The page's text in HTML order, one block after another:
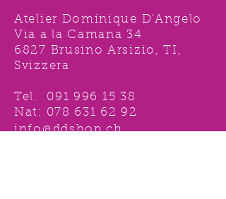
Atelier Dominique D'Angelo
Via a la Camana 34
6827 Brusino Arsizio, TI,
Svizzera
Tel. 091 996 15 38
Nat: 078 631 62 92
info@ddshop.ch